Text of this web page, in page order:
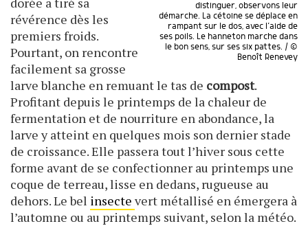
distinguer, observons leur
démarche. La cétoine se déplace en
rampant sur le dos, avec l’aide de
ses poils. Le hanneton marche dans
le bon sens, sur ses six pattes. / ©
Benoît Renevey
révérence dès les
premiers froids.
Pourtant, on rencontre
facilement sa grosse
larve blanche en remuant le tas de compost.
Profitant depuis le printemps de la chaleur de
fermentation et de nourriture en abondance, la
larve y atteint en quelques mois son dernier stade
de croissance. Elle passera tout l’hiver sous cette
forme avant de se confectionner au printemps une
coque de terreau, lisse en dedans, rugueuse au
dehors. Le bel insecte vert métallisé en émergera à
l’automne ou au printemps suivant, selon la météo.